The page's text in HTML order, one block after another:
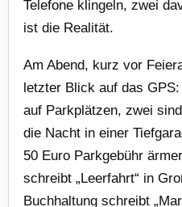
Telefone klingeln, zwei
ist die Realität.
Am Abend, kurz vor
letzter Blick auf das
auf Parkplätzen, zwei
die Nacht in einer
50 Euro Parkgebühr
schreibt „Leerfahrt“ in
Buchhaltung schreibt